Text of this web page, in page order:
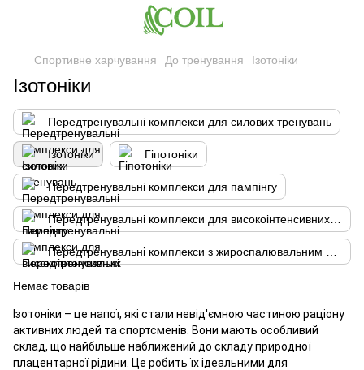
Спортивне харчування До тренування Ізотоніки
Ізотоніки
Передтренувальні комплекси для силових тренувань
Ізотоніки Гіпотоніки
Передтренувальні комплекси для пампінгу
Немає товарів
Ізотоніки – це напої, які стали невід'ємною частиною раціону
активних людей та спортсменів. Вони мають особливий
склад, що найбільше наближений до складу природної
плацентарної рідини. Це робить їх ідеальними для